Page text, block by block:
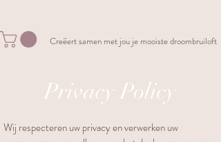
Creëert samen met jou je mooiste droombruiloft
Privacy Policy
Wij respecteren uw privacy en verwerken uw